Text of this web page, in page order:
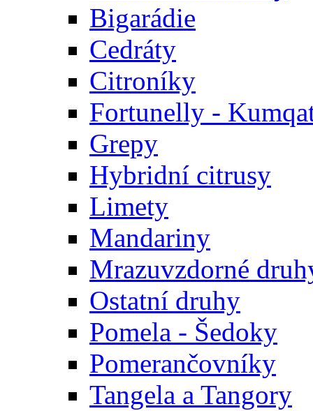
Bigarádie
Cedráty
Citroníky
Fortunelly -
Grepy
Hybridní citrusy
Limety
Mandariny
Mrazuvzdorné
Ostatní druhy
Pomela - Šedoky
Pomerančovníky
Tangela a Tangory